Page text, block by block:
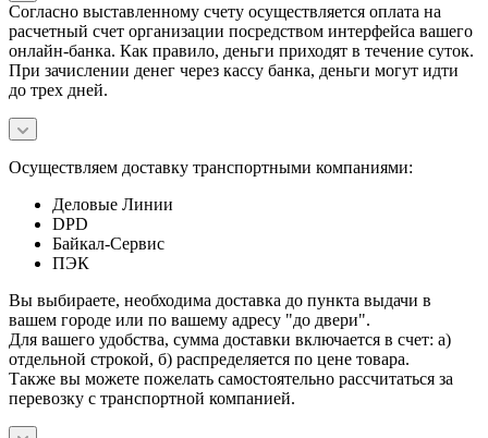
Согласно выставленному счету осуществляется оплата на
расчетный счет организации посредством интерфейса вашего
онлайн-банка. Как правило, деньги приходят в течение суток.
При зачислении денег через кассу банка, деньги могут идти
до трех дней.
Осуществляем доставку транспортными компаниями:
Деловые Линии
DPD
Байкал-Сервис
ПЭК
Вы выбираете, необходима доставка до пункта выдачи в
вашем городе или по вашему адресу "до двери".
Для вашего удобства, сумма доставки включается в счет: а)
отдельной строкой, б) распределяется по цене товара.
Также вы можете пожелать самостоятельно рассчитаться за
перевозку с транспортной компанией.